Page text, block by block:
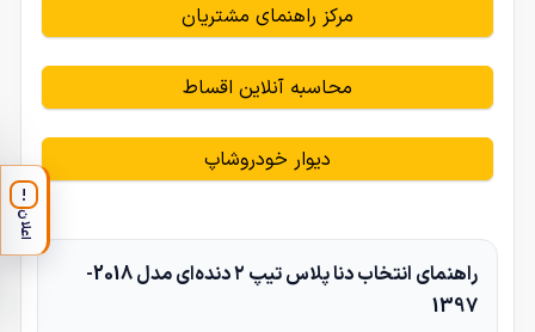
مرکز راهنمای مشتریان
محاسبه آنلاین اقساط
دیوار خودروشاپ
راهنمای انتخاب دنا پلاس تیپ ۲ دنده‌ای مدل 2018-
1397
!
اعلان